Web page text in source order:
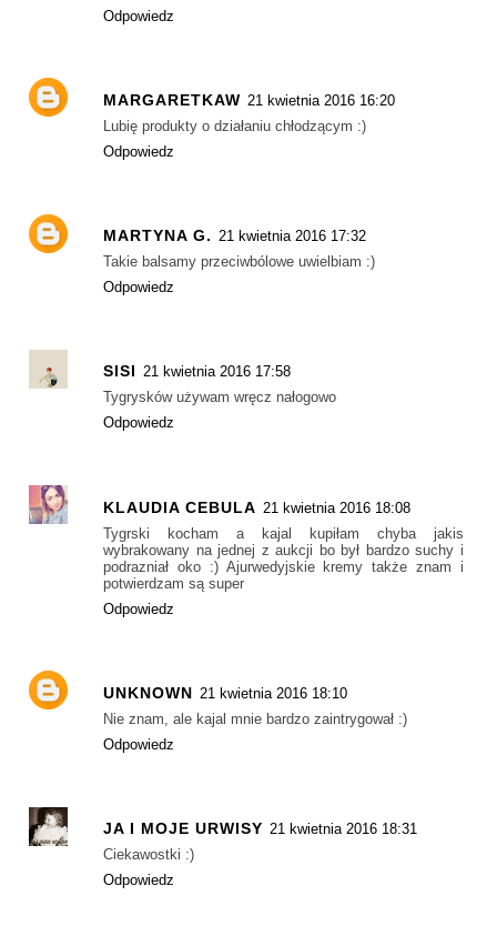
Odpowiedz
MARGARETKAW 21 kwietnia 2016 16:20
Lubię produkty o działaniu chłodzącym :)
Odpowiedz
MARTYNA G. 21 kwietnia 2016 17:32
Takie balsamy przeciwbólowe uwielbiam :)
Odpowiedz
SISI 21 kwietnia 2016 17:58
Tygrysków używam wręcz nałogowo
Odpowiedz
KLAUDIA CEBULA 21 kwietnia 2016 18:08
Tygrski kocham a kajal kupiłam chyba jakis
wybrakowany na jednej z aukcji bo był bardzo suchy i
podrazniał oko :) Ajurwedyjskie kremy także znam i
potwierdzam są super
Odpowiedz
UNKNOWN 21 kwietnia 2016 18:10
Nie znam, ale kajal mnie bardzo zaintrygował :)
Odpowiedz
JA I MOJE URWISY 21 kwietnia 2016 18:31
Ciekawostki :)
Odpowiedz